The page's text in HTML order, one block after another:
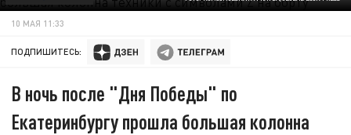
10 МАЯ 11:33
ПОДПИШИТЕСЬ:
В ночь после "Дня Победы" по
Екатеринбургу прошла большая колонна